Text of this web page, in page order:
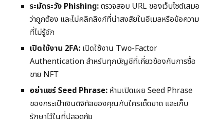
ระมัดระวัง Phishing:ตรวจสอบ URL ของเว็บไซต์เสมอ
ว่าถูกต้อง และไม่คลิกลิงก์ที่น่าสงสัยในอีเมลหรือข้อความ
ที่ไม่รู้จัก
เปิดใช้งาน 2FA: เปิดใช้งาน Two-Factor
Authentication สำหรับทุกบัญชีที่เกี่ยวข้องกับการซื้อ
ขาย NFT
อย่าแชร์ Seed Phrase: ห้ามเปิดเผย Seed Phrase
ของกระเป๋าเงินดิจิทัลของคุณกับใครเด็ดขาด และเก็บ
รักษาไว้ในที่ปลอดภัย